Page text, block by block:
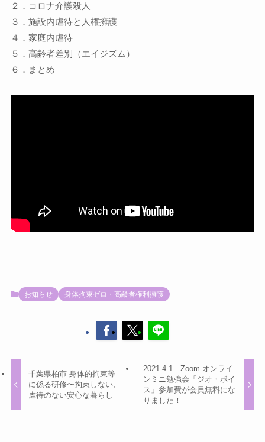
２．コロナ介護殺人
３．施設内虐待と人権擁護
４．家庭内虐待
５．高齢者差別（エイジズム）
６．まとめ
お知らせ 身体拘束ゼロ・高齢者権利擁護
千葉県柏市 身体的拘束等
に係る研修〜拘束しない、
虐待のない安心な暮らし
2021.4.1 Zoom オンライ
ンミニ勉強会「ジオ・ボイ
ス」参加費が会員無料にな
りました！